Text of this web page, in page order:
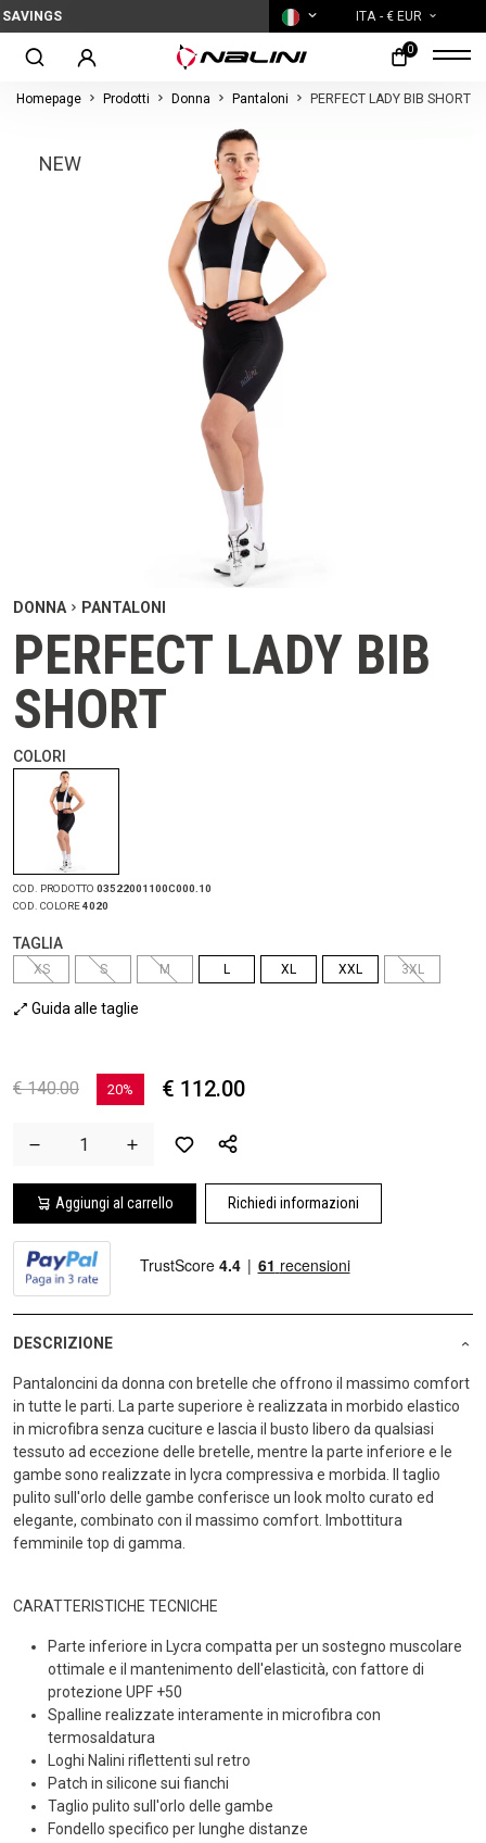
ITA - € EUR
0
Homepage Prodotti Donna Pantaloni PERFECT LADY BIB SHORT
NEW
DONNA PANTALONI
PERFECT LADY BIB
SHORT
COLORI
COD. PRODOTTO 03522001100C000.10
COD. COLORE4020
TAGLIA
XS S M L XL XXL 3XL
Guida alle taglie
€ 140.00 20% € 112.00
Aggiungi al carrello Richiedi informazioni
DESCRIZIONE
Pantaloncini da donna con bretelle che offrono il massimo comfort
in tutte le parti. La parte superiore è realizzata in morbido elastico
in microfibra senza cuciture e lascia il busto libero da qualsiasi
tessuto ad eccezione delle bretelle, mentre la parte inferiore e le
gambe sono realizzate in lycra compressiva e morbida. Il taglio
pulito sull'orlo delle gambe conferisce un look molto curato ed
elegante, combinato con il massimo comfort. Imbottitura
femminile top di gamma.
CARATTERISTICHE TECNICHE
Parte inferiore in Lycra compatta per un sostegno muscolare
ottimale e il mantenimento dell'elasticità, con fattore di
protezione UPF +50
Spalline realizzate interamente in microfibra con
termosaldatura
Loghi Nalini riflettenti sul retro
Patch in silicone sui fianchi
Taglio pulito sull'orlo delle gambe
Fondello specifico per lunghe distanze